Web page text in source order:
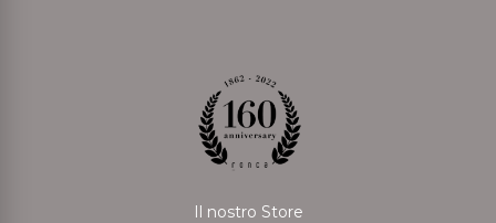
Il nostro Store